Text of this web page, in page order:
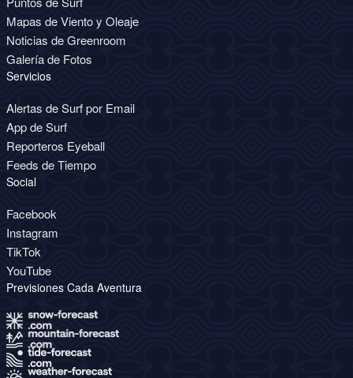
Mapas de Viento y Oleaje
Noticias de Greenroom
Galería de Fotos
Servicios
Alertas de Surf por Email
App de Surf
Reporteros Eyeball
Feeds de Tiempo
Social
Facebook
Instagram
TikTok
YouTube
Previsiones Cada Aventura